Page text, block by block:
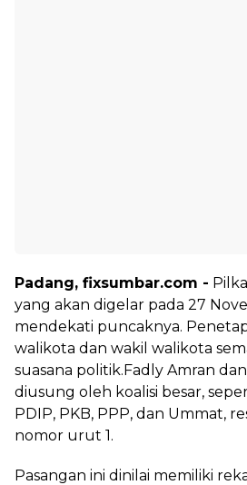
Padang, fixsumbar.com -
yang akan digelar pada 27
mendekati puncaknya.
walikota dan wakil walikota
suasana politik.Fadly Amran
diusung oleh koalisi besar,
PDIP, PKB, PPP, dan Ummat,
nomor urut 1.
Pasangan ini dinilai memiliki